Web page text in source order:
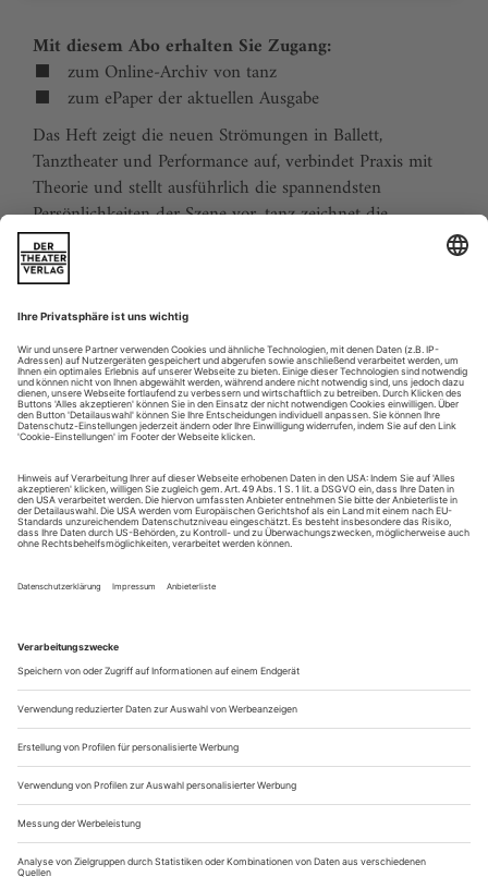
Mit diesem Abo erhalten Sie Zugang:
zum Online-Archiv von tanz
zum ePaper der aktuellen Ausgabe
Das Heft zeigt die neuen Strömungen in Ballett,
Tanztheater und Performance auf, verbindet Praxis mit
Theorie und stellt ausführlich die spannendsten
Persönlichkeiten der Szene vor. tanz zeichnet die
Traditionen der Tanzgeschichte nach und stellt
zukunftsweisende Ideen vor. Der Kalender ermöglicht
Tanzliebhabern ihre Reiseplanung in Europa. Eine
aktuelle Liste von Auditions und Workshops sowie der
Schulindex sind unverzichtbar für Profis und das
tanzbegeisterte Publikum.
tanz erscheint zwölf mal im Jahr incl. Doppelheft und
Jahrbuch. Sie erhalten Zugang zum Online-Archiv von
tanz und können sowohl das aktuelle ePaper als auch das
ePaper-Archiv über Ihren Account auf www.der-
theaterverlag.de einsehen. Das Abonnement hat eine
Laufzeit von einem Monat und verlängert sich jeweils um
einen weiteren Monat, sofern es nicht vom Kunden auf
der Seite „Mein Konto/Meine Bestellungen“ auf
des erworbenen Bezugszeitraumes automatisch in Kraft.
Aus steuerlichen Gründen abweichende Preise für Käufe
außerhalb Deutschlands (Endpreis vor Auslösen der Bestellung
ersichtlich)
9,99 €